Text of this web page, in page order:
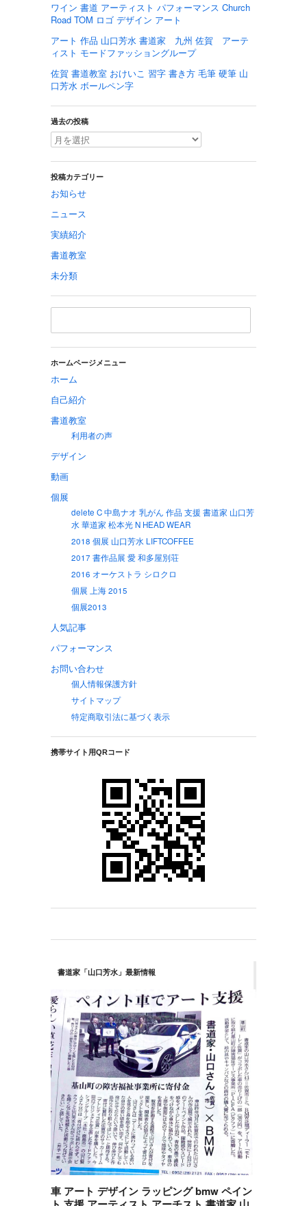
ワイン 書道 アーティスト パフォーマンス Church
Road TOM ロゴ デザイン アート
アート 作品 山口芳水 書道家 九州 佐賀 アーテ
ィスト モードファッショングループ
佐賀 書道教室 おけいこ 習字 書き方 毛筆 硬筆 山
口芳水 ボールペン字
過去の投稿
投稿カテゴリー
お知らせ
ニュース
実績紹介
書道教室
未分類
ホームページメニュー
ホーム
自己紹介
書道教室
利用者の声
デザイン
動画
個展
delete C 中島ナオ 乳がん 作品 支援 書道家 山口芳
水 華道家 松本光 N HEAD WEAR
2018 個展 山口芳水 LIFTCOFFEE
2017 書作品展 愛 和多屋別荘
2016 オーケストラ シロクロ
個展 上海 2015
個展2013
人気記事
パフォーマンス
お問い合わせ
個人情報保護方針
サイトマップ
特定商取引法に基づく表示
携帯サイト用QRコード
書道家「山口芳水」最新情報
車 アート デザイン ラッピング bmw ペイン